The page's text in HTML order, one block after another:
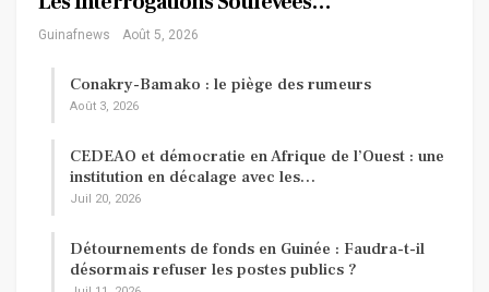
Guinafnews Août 5, 2026
Conakry-Bamako : le piège des rumeurs
Août 3, 2026
CEDEAO et démocratie en Afrique de l’Ouest : une
institution en décalage avec les…
Juil 20, 2026
Détournements de fonds en Guinée : Faudra-t-il
désormais refuser les postes publics ?